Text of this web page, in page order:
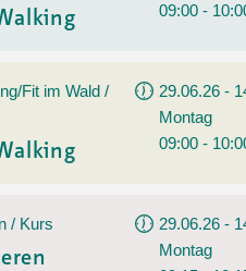
09:00 -
Fit im Wald /
29.06.26 -
Montag
09:00 -
/ Kurs
29.06.26 -
Montag